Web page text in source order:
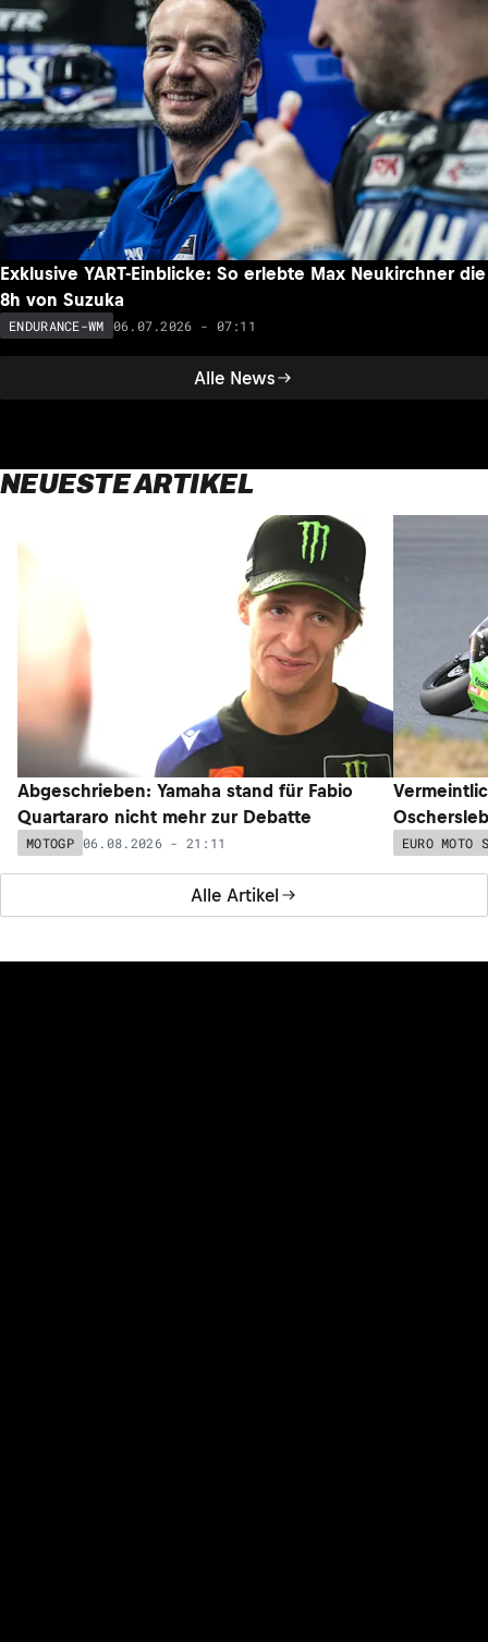
Alle News
Exklusive YART-Einblicke: So erlebte Max Neukirchner die
8h von Suzuka
ENDURANCE-WM 06.07.2026 - 07:11
NEUESTE ARTIKEL
Alle Artikel
Abgeschrieben: Yamaha stand für Fabio
Quartararo nicht mehr zur Debatte
MOTOGP 06.08.2026 - 21:11 EURO MOTO